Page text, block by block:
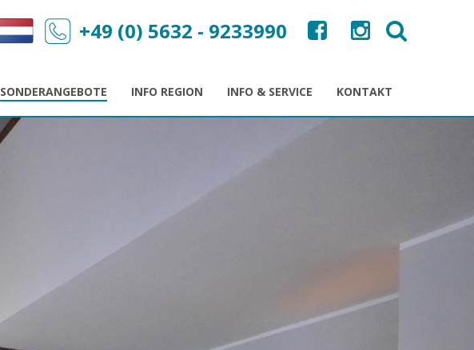
SONDERANGEBOTE INFO REGION INFO & SERVICE KONTAKT
+49 (0) 5632 - 9233990